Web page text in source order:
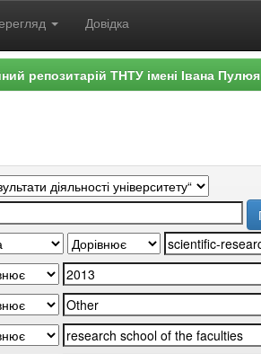
Довідка
репозитарій ТНТУ імені Івана Пулюя